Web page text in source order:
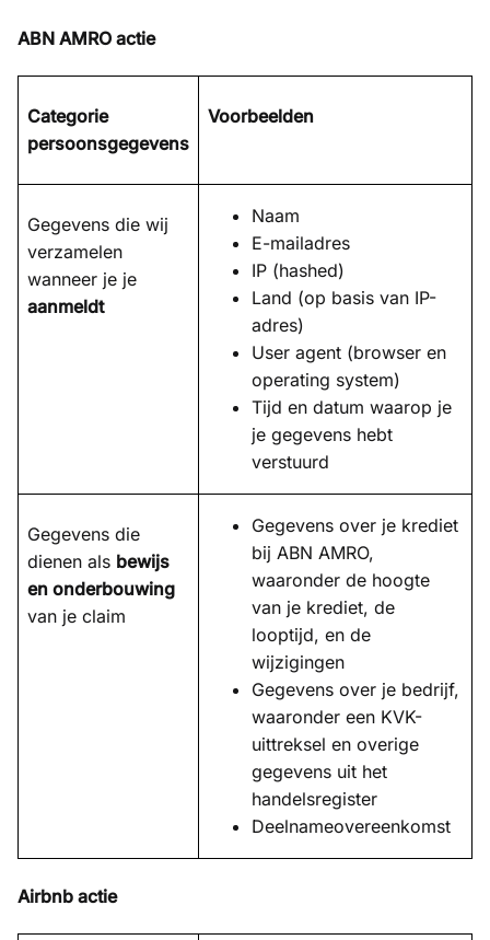
ABN AMRO actie
Categorie
persoonsgegevens
Voorbeelden
Gegevens die wij
verzamelen
wanneer je je
aanmeldt
Naam
E-mailadres
IP (hashed)
Land (op basis van IP-
adres)
User agent (browser en
operating system)
Tijd en datum waarop je
je gegevens hebt
verstuurd
Gegevens die
dienen als bewijs
en onderbouwing
van je claim
Gegevens over je krediet
bij ABN AMRO,
waaronder de hoogte
van je krediet, de
looptijd, en de
wijzigingen
Gegevens over je bedrijf,
waaronder een KVK-
uittreksel en overige
gegevens uit het
handelsregister
Deelnameovereenkomst
Airbnb actie